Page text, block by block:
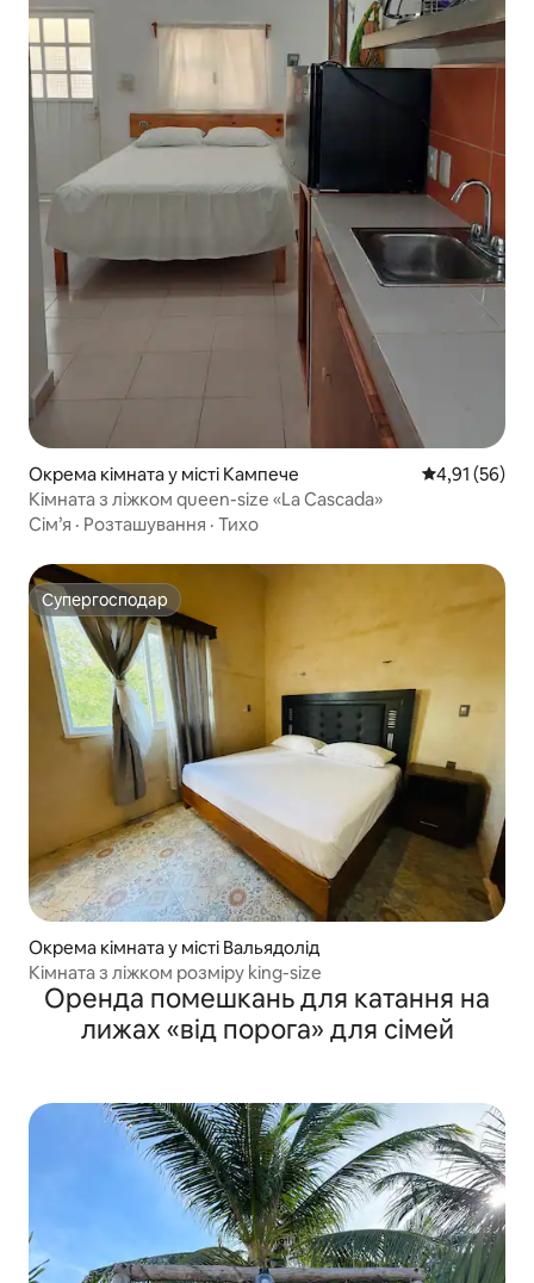
Окрема кімната у місті Кампече Середня
4,91 (56)
Кімната з ліжком queen-size «La Cascada»
Сім’я · Розташування · Тихо
Супергосподар
Супергосподар
Окрема кімната у місті Вальядолід
Кімната з ліжком розміру king-size
Оренда помешкань для катання на
лижах «від порога» для сімей